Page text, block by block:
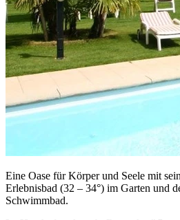
Eine Oase für Körper und Seele mit
Erlebnisbad (32 – 34°) im Garten und
Schwimmbad.